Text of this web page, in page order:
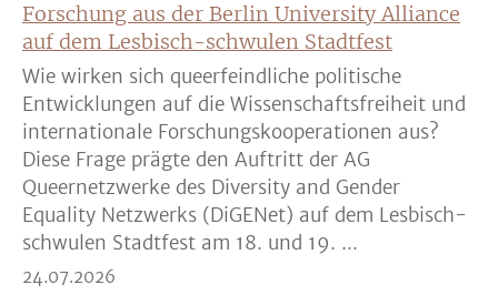
Forschung aus der Berlin University Alliance
auf dem Lesbisch-schwulen Stadtfest
Wie wirken sich queerfeindliche politische
Entwicklungen auf die Wissenschaftsfreiheit und
internationale Forschungskooperationen aus?
Diese Frage prägte den Auftritt der AG
Queernetzwerke des Diversity and Gender
Equality Netzwerks (DiGENet) auf dem Lesbisch-
schwulen Stadtfest am 18. und 19. ...
24.07.2026